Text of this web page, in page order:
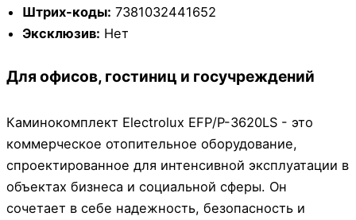
Штрих-коды: 7381032441652
Эксклюзив: Нет
Для офисов, гостиниц и госучреждений
Каминокомплект Electrolux EFP/P-3620LS - это
коммерческое отопительное оборудование,
спроектированное для интенсивной эксплуатации в
объектах бизнеса и социальной сферы. Он
сочетает в себе надежность, безопасность и